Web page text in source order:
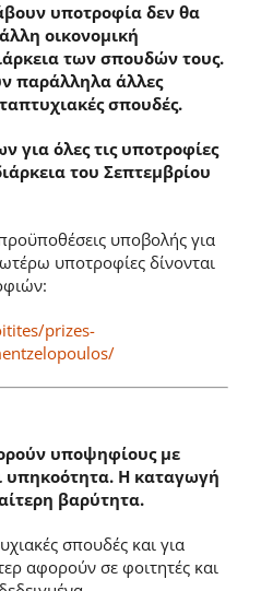
υποτροφία δεν θα
οικονομική
των σπουδών τους.
παράλληλα άλλες
σπουδές.
για όλες τις υποτροφίες
του Σεπτεμβρίου
υποβολής για
υποτροφίες δίνονται
prizes-
υποψηφίους με
υπηκοότητα. Η καταγωγή
βαρύτητα.
σπουδές και για
αφορούν σε φοιτητές και